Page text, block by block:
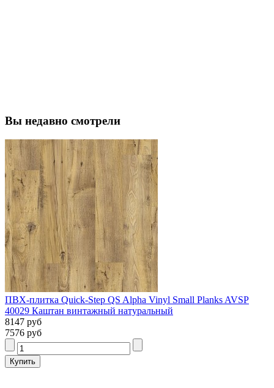
Вы недавно смотрели
ПВХ-плитка Quick-Step QS Alpha Vinyl Small Planks AVSP
40029 Каштан винтажный натуральный
8147 руб
7576 руб